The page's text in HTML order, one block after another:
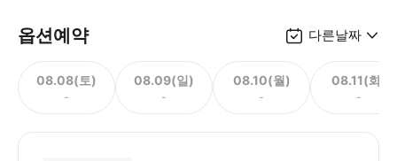
옵션예약 다른날짜
08.08(토)
-
08.09(일)
-
08.10(월)
-
08.11(화)
-